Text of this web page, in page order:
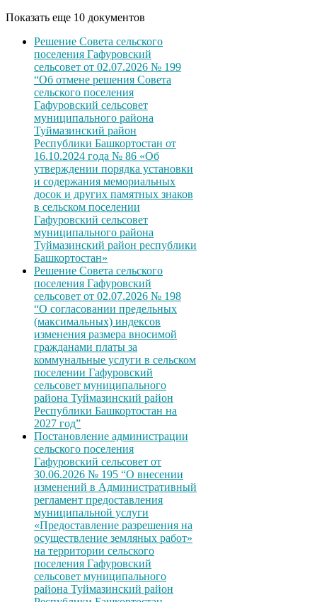
Показать еще 10 документов
Решение Совета сельского
поселения Гафуровский
сельсовет от 02.07.2026 № 199
“Об отмене решения Совета
сельского поселения
Гафуровский сельсовет
муниципального района
Туймазинский район
Республики Башкортостан от
16.10.2024 года № 86 «Об
утверждении порядка установки
и содержания мемориальных
досок и других памятных знаков
в сельском поселении
Гафуровский сельсовет
муниципального района
Туймазинский район республики
Башкортостан»
Решение Совета сельского
поселения Гафуровский
сельсовет от 02.07.2026 № 198
“О согласовании предельных
(максимальных) индексов
изменения размера вносимой
гражданами платы за
коммунальные услуги в сельском
поселении Гафуровский
сельсовет муниципального
района Туймазинский район
Республики Башкортостан на
2027 год”
Постановление администрации
сельского поселения
Гафуровский сельсовет от
30.06.2026 № 195 “О внесении
изменений в Административный
регламент предоставления
муниципальной услуги
«Предоставление разрешения на
осуществление земляных работ»
на территории сельского
поселения Гафуровский
сельсовет муниципального
района Туймазинский район